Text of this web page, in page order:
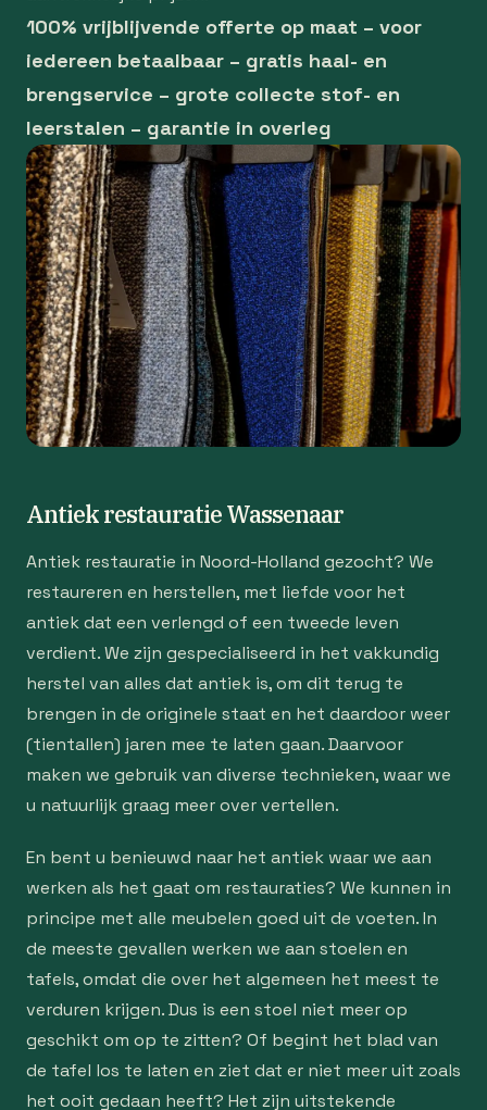
100% vrijblijvende offerte op maat – voor
iedereen betaalbaar – gratis haal- en
brengservice – grote collecte stof- en
leerstalen – garantie in overleg
Antiek restauratie Wassenaar
Antiek restauratie in Noord-Holland gezocht? We
restaureren en herstellen, met liefde voor het
antiek dat een verlengd of een tweede leven
verdient. We zijn gespecialiseerd in het vakkundig
herstel van alles dat antiek is, om dit terug te
brengen in de originele staat en het daardoor weer
(tientallen) jaren mee te laten gaan. Daarvoor
maken we gebruik van diverse technieken, waar we
u natuurlijk graag meer over vertellen.
En bent u benieuwd naar het antiek waar we aan
werken als het gaat om restauraties? We kunnen in
principe met alle meubelen goed uit de voeten. In
de meeste gevallen werken we aan stoelen en
tafels, omdat die over het algemeen het meest te
verduren krijgen. Dus is een stoel niet meer op
geschikt om op te zitten? Of begint het blad van
de tafel los te laten en ziet dat er niet meer uit zoals
het ooit gedaan heeft? Het zijn uitstekende